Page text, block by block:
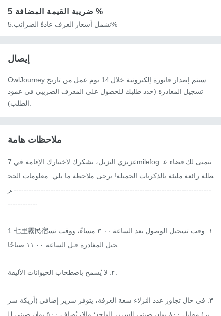
ضريبة القيمة المضافة 5 %
تشمل أسعار الغرف عادةً الضرائب.5%
إيصال
OwlJourney سيتم إصدار فاتورة إلكترونية خلال 14 يوم عمل من تاريخ
تسجيل المغادرة (حدد طلبك للحصول على المعرف الضريبي في عمود
ملاحظات هامة
عزيزي النزيل، نشكرك لاختيارك الإقامة في 7milefog. نتمنى لك قضاء ع
طلة رائعة مليئة بالذكريات الجميلة! يرجى ملاحظة ما يلي: معلومات الحج
ز --------------------------------------------------------------------------------
------------
1.七里霧民宿١. وقت تسجيل الوصول بعد الساعة ٣:٠٠ مساءً، ووقت تس
جيل المغادرة قبل الساعة ١١:٠٠ صباحًا.
٢. لا يُسمح باصطحاب الحيوانات الأليفة.
٣. في حال تجاوز عدد النزلاء سعة الغرفة، يتوفر سرير إضافي (أريكة سر
ير) مقابل ٨٠٠ يوان صيني للسرير الواحد؛ وإلا، يُضاف ٥٠٠ يوان صيني لل